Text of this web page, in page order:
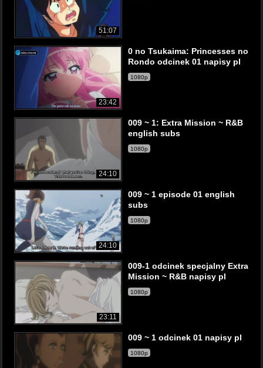
51:07
23:42
0 no Tsukaima: Princesses no
Rondo odcinek 01 napisy pl
1080p
24:10
009 ~ 1: Extra Mission ~ R&B
english subs
1080p
24:10
009 ~ 1 episode 01 english
subs
1080p
23:11
009-1 odcinek specjalny Extra
Mission ~ R&B napisy pl
1080p
009 ~ 1 odcinek 01 napisy pl
1080p